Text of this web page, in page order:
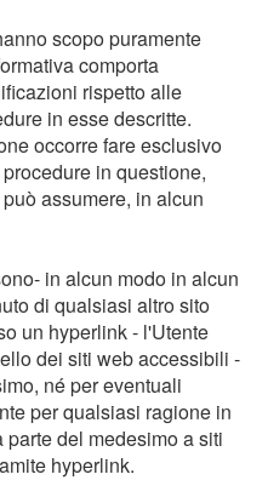
scopo puramente
comporta
rispetto alle
in esse descritte.
occorre fare esclusivo
in questione,
assumere, in alcun
in alcun modo in alcun
di qualsiasi altro sito
un hyperlink - l'Utente
dei siti web accessibili -
né per eventuali
per qualsiasi ragione in
del medesimo a siti
hyperlink.